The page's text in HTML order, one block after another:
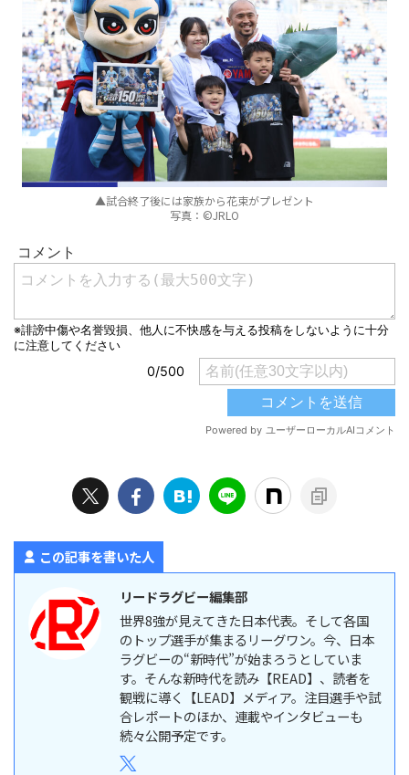
▲試合終了後には家族から花束がプレゼント
写真：©JRLO
この記事を書いた人
リードラグビー編集部
世界8強が見えてきた日本代表。そして各国
のトップ選手が集まるリーグワン。今、日本
ラグビーの“新時代”が始まろうとしていま
す。そんな新時代を読み【READ】、読者を
観戦に導く【LEAD】メディア。注目選手や試
合レポートのほか、連載やインタビューも
続々公開予定です。